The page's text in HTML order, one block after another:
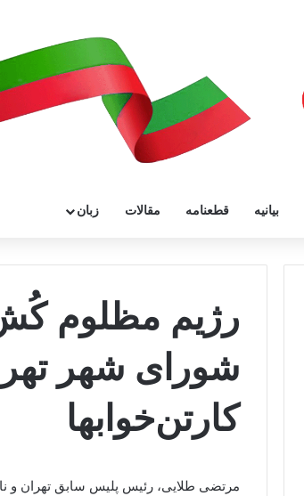
بیانیه قطعنامه مقالات زبان
رژیم مظلوم
شورای شهر
کارتن‌خواب​ها
مرتضی طلایی، رئیس پلیس سابق تهران و